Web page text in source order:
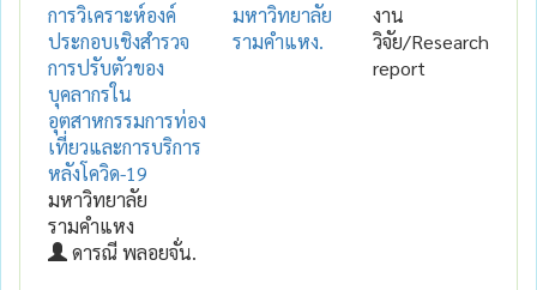
การวิเคราะห์องค์
ประกอบเชิงสำรวจ
การปรับตัวของ
บุคลากรใน
อุตสาหกรรมการท่อง
เที่ยวและการบริการ
หลังโควิด-19
มหาวิทยาลัย
รามคำแหง
ดารณี พลอยจั่น.
มหาวิทยาลัย
รามคำแหง.
งาน
วิจัย/Research
report